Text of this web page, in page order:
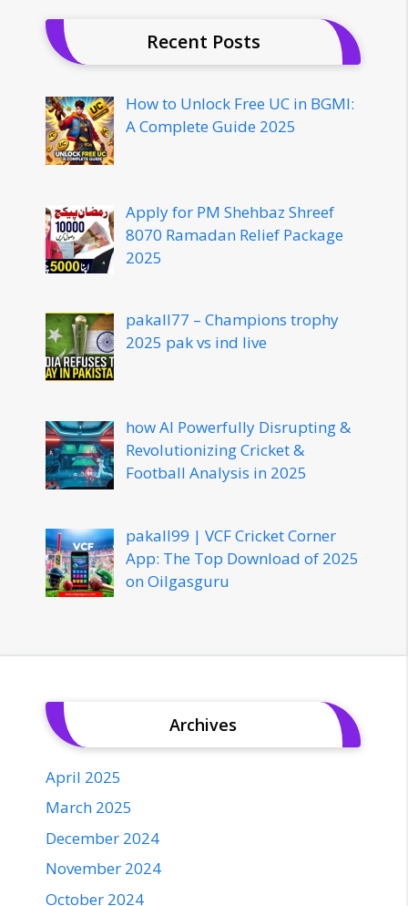
Recent Posts
How to Unlock Free UC in BGMI:
A Complete Guide 2025
Apply for PM Shehbaz Shreef
8070 Ramadan Relief Package
2025
pakall77 – Champions trophy
2025 pak vs ind live
how AI Powerfully Disrupting &
Revolutionizing Cricket &
Football Analysis in 2025
pakall99 | VCF Cricket Corner
App: The Top Download of 2025
on Oilgasguru
Archives
April 2025
March 2025
December 2024
November 2024
October 2024